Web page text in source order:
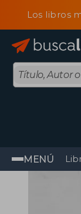
Los libros
MENÚ